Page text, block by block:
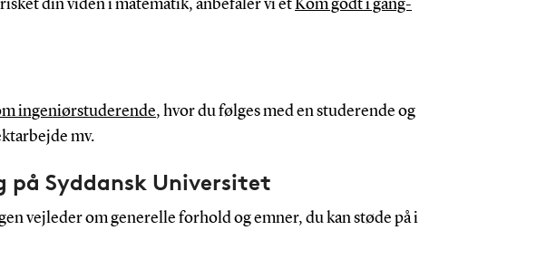
din viden i matematik, anbefaler vi etKom godt i gang-
ingeniørstuderende, hvor du følges med en studerende og
mv.
på Syddansk Universitet
vejleder om generelle forhold og emner, du kan støde på i